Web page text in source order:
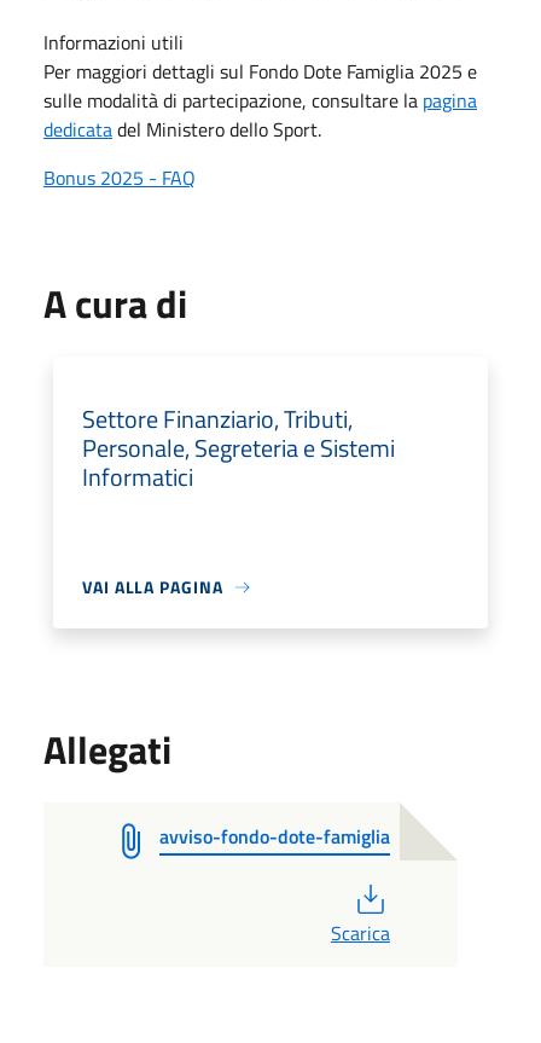
Informazioni utili
Per maggiori dettagli sul Fondo Dote Famiglia 2025 e
sulle modalità di partecipazione, consultare la pagina
dedicatadel Ministero dello Sport.
Bonus 2025 - FAQ
A cura di
Settore Finanziario, Tributi,
Personale, Segreteria e Sistemi
Informatici
VAI ALLA PAGINA
Allegati
avviso-fondo-dote-famiglia
Scarica